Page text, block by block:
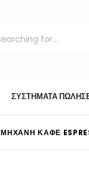
ΣΥΣΤΉΜΑΤΑ
ΜΗΧΑΝΉ ΚΑΦΈ